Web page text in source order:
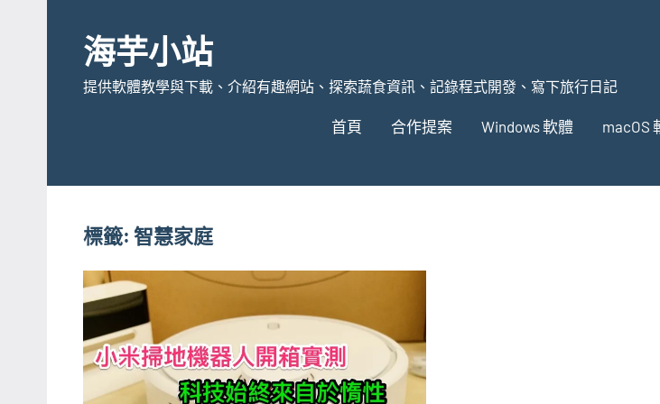
content海芋小站
提供軟體教學與下載、介紹有趣網站、探索蔬食資訊、記錄程式開發、寫下旅行日記
首頁 合作提案 Windows 軟體 macOS
標籤: 智慧家庭